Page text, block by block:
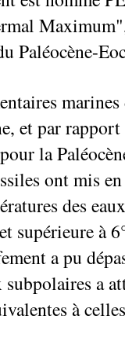
Paléocène-
marines
et par
la
ont mis
des
supérieure à
a pu
subpolaires a
à